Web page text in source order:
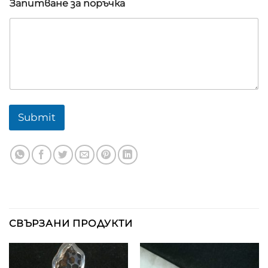
Запитване за поръчка
Submit
СВЪРЗАНИ ПРОДУКТИ